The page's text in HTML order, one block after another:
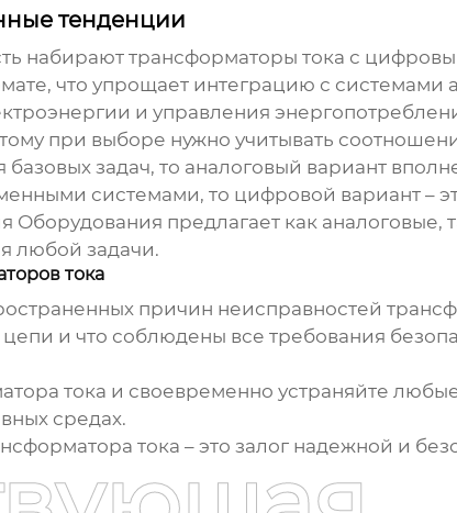
тенденции
набирают трансформаторы тока с
что упрощает интеграцию с системами
и управления
при выборе нужно учитывать
базовых задач, то аналоговый вариант
системами, то цифровой вариант –
предлагает как аналоговые,
любой задачи.
тока
причин неисправностей
и что соблюдены все требования
тока и своевременно устраняйте
средах.
тока – это залог надежной и